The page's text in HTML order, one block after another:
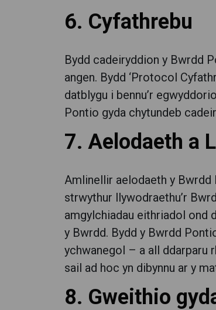
6. Cyfathrebu
Bydd cadeiryddion y Bwrdd
angen. Bydd ‘Protocol
datblygu i bennu’r
Pontio gyda chytundeb
7. Aelodaeth a
Amlinellir aelodaeth y Bwrdd
strwythur llywodraethu’r
amgylchiadau eithriadol ond
y Bwrdd. Bydd y Bwrdd
ychwanegol – a all ddarparu
sail ad hoc yn dibynnu ar y
8. Gweithio